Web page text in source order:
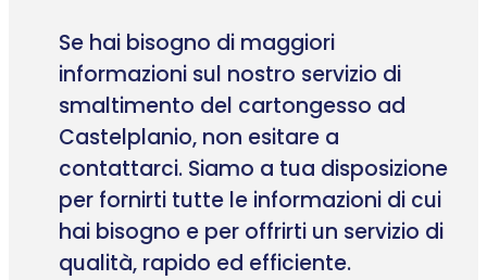
Se hai bisogno di maggiori
informazioni sul nostro servizio di
smaltimento del cartongesso ad
Castelplanio, non esitare a
contattarci. Siamo a tua disposizione
per fornirti tutte le informazioni di cui
hai bisogno e per offrirti un servizio di
qualità, rapido ed efficiente.